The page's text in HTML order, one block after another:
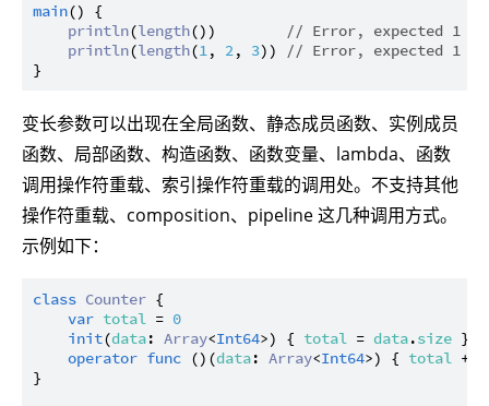
main() {
println(length())
// Error, expected 1
println(length(1, 2, 3))
// Error, expected 1
变长参数可以出现在全局函数、静态成员函数、实例成员
函数、局部函数、构造函数、函数变量、lambda、函数
调用操作符重载、索引操作符重载的调用处。不支持其他
操作符重载、composition、pipeline 这几种调用方式。
示例如下：
class Counter {
var total = 0
init(data: Array<Int64>) { total = data.size }
operator func ()(data: Array<Int64>) { total +=
}